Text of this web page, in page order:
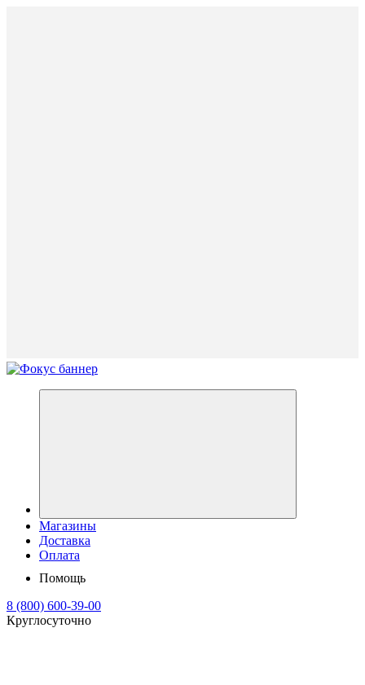
Магазины
Доставка
Оплата
Помощь
8 (800) 600-39-00
Круглосуточно